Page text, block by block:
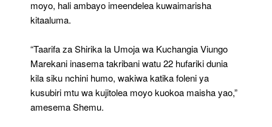
moyo, hali ambayo imeendelea kuwaimarisha
kitaaluma.
“Taarifa za Shirika la Umoja wa Kuchangia Viungo
Marekani inasema takribani watu 22 hufariki dunia
kila siku nchini humo, wakiwa katika foleni ya
kusubiri mtu wa kujitolea moyo kuokoa maisha yao,”
amesema Shemu.